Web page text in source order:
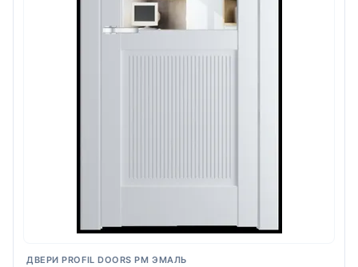
ДВЕРИ PROFIL DOORS PM ЭМАЛЬ